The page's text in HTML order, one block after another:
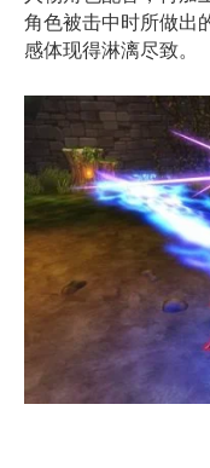
角色被击中时所做出
感体现得淋漓尽致。